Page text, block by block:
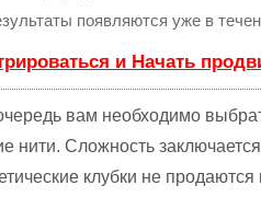
появляются уже в
и Начать
вам необходимо
нити. Сложность
клубки не